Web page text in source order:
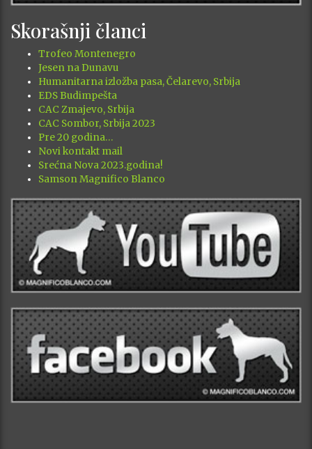
Skorašnji članci
Trofeo Montenegro
Jesen na Dunavu
Humanitarna izložba pasa, Čelarevo, Srbija
EDS Budimpešta
CAC Zmajevo, Srbija
CAC Sombor, Srbija 2023
Pre 20 godina…
Novi kontakt mail
Srećna Nova 2023.godina!
Samson Magnifico Blanco